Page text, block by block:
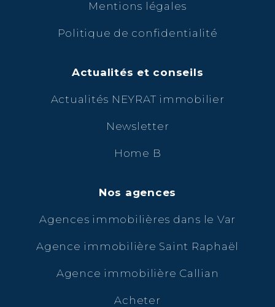
Mentions légales
Politique de confidentialité
Actualités et conseils
Actualités NEYRAT immobilier
Newsletter
Home B
Nos agences
Agences immobilières dans le Var
Agence immobilière Saint Raphaël
Agence immobilière Callian
Acheter